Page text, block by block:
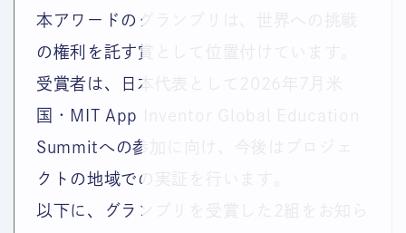
本アワードのグランプリは、世界への挑戦
の権利を託す賞として位置付けています。
受賞者は、日本代表として2026年7月米
国・MIT App Inventor Global Education
Summitへの参加に向け、今後はプロジェ
クトの地域での実証を行います。
以下に、グランプリを受賞した2組をお知ら